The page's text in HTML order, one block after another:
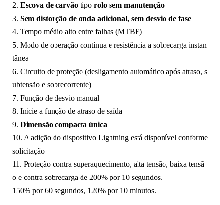
2. Escova de carvão tipo rolo sem manutenção
3. Sem distorção de onda adicional, sem desvio de fase
4. Tempo médio alto entre falhas (MTBF)
5. Modo de operação contínua e resistência a sobrecarga instan
tânea
6. Circuito de proteção (desligamento automático após atraso, s
ubtensão e sobrecorrente)
7. Função de desvio manual
8. Inicie a função de atraso de saída
9. Dimensão compacta única
10. A adição do dispositivo Lightning está disponível conforme
solicitação
11. Proteção contra superaquecimento, alta tensão, baixa tensã
o e contra sobrecarga de 200% por 10 segundos.
150% por 60 segundos, 120% por 10 minutos.